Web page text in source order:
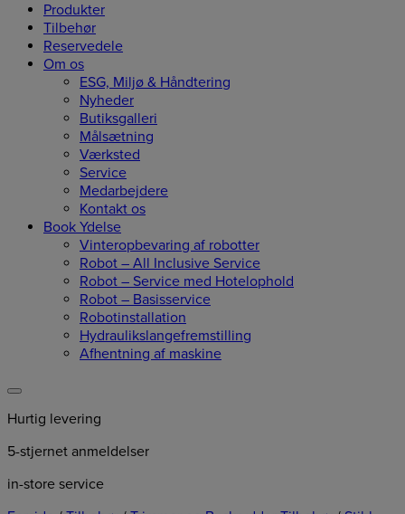
Produkter
Tilbehør
Reservedele
Om os
ESG, Miljø & Håndtering
Nyheder
Butiksgalleri
Målsætning
Værksted
Service
Medarbejdere
Kontakt os
Book Ydelse
Vinteropbevaring af robotter
Robot – All Inclusive Service
Robot – Service med Hotelophold
Robot – Basisservice
Robotinstallation
Hydraulikslangefremstilling
Afhentning af maskine
Hurtig levering
5-stjernet anmeldelser
in-store service